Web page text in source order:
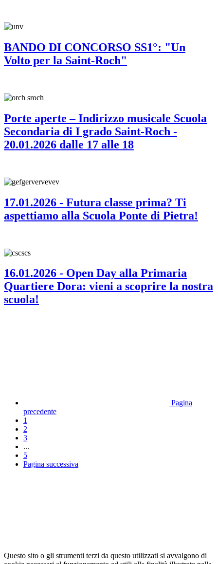
BANDO DI CONCORSO SS1°: "Un
Volto per la Saint-Roch"
Porte aperte – Indirizzo musicale Scuola
Secondaria di I grado Saint-Roch -
20.01.2026 dalle 17 alle 18
17.01.2026 - Futura classe prima? Ti
aspettiamo alla Scuola Ponte di Pietra!
16.01.2026 - Open Day alla Primaria
Quartiere Dora: vieni a scoprire la nostra
scuola!
Pagina
precedente
1
2
3
...
5
Pagina successiva
Questo sito o gli strumenti terzi da questo utilizzati si avvalgono di